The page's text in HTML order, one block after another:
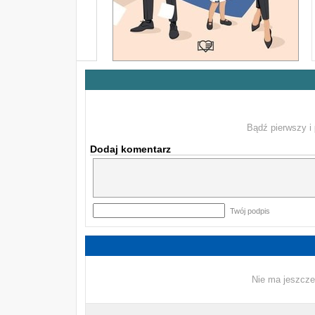
Bądź pierwszy i
Dodaj komentarz
Twój podpis
Nie ma